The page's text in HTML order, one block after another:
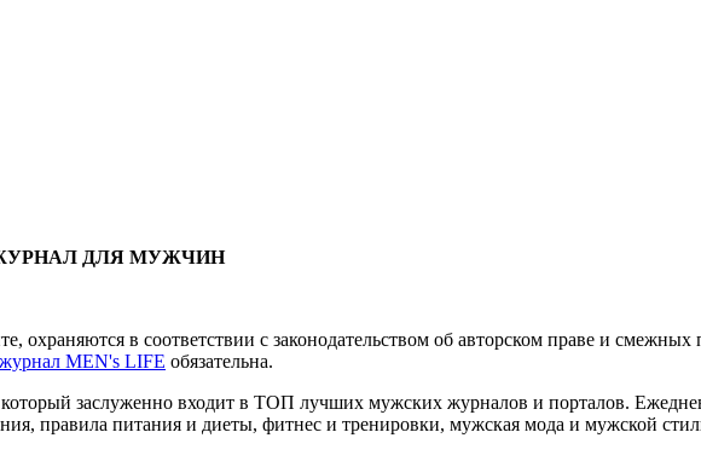
ЖУРНАЛ ДЛЯ МУЖЧИН
охраняются в соответствии с законодательством об авторском праве и
MEN's LIFE обязательна.
заслуженно входит в ТОП лучших мужских журналов и порталов.
правила питания и диеты, фитнес и тренировки, мужская мода и мужской